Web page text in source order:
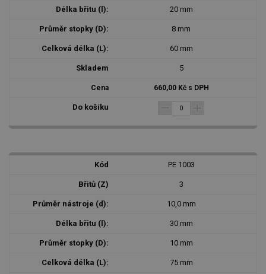
20 mm
8 mm
60 mm
5
660,00 Kč s DPH
PE 1003
3
10,0 mm
30 mm
10 mm
75 mm